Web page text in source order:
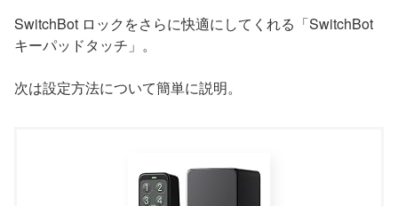
SwitchBot ロックをさらに快適にしてくれる「SwitchBot
キーパッドタッチ」。
次は設定方法について簡単に説明。